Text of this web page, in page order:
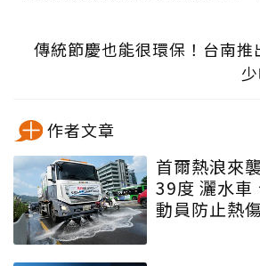
傳統節慶也能很環保！台南推
作者文章
首爾熱浪來
39度 灑水車
動員防止熱